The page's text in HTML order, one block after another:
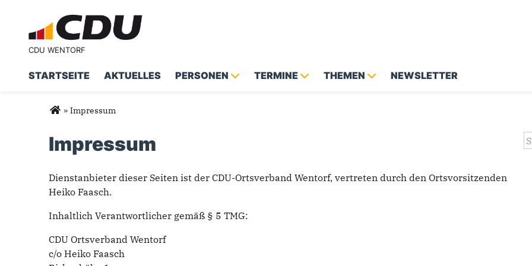
CDU WENTORF
STARTSEITE AKTUELLES PERSONEN TERMINE THEMEN NEWSLETTER
Sie sind hier
» Impressum
Impressum
Dienstanbieter dieser Seiten ist der CDU-Ortsverband Wentorf, vertreten durch den Ortsvorsitzenden
Heiko Faasch.
Inhaltlich Verantwortlicher gemäß § 5 TMG:
CDU Ortsverband Wentorf
c/o Heiko Faasch